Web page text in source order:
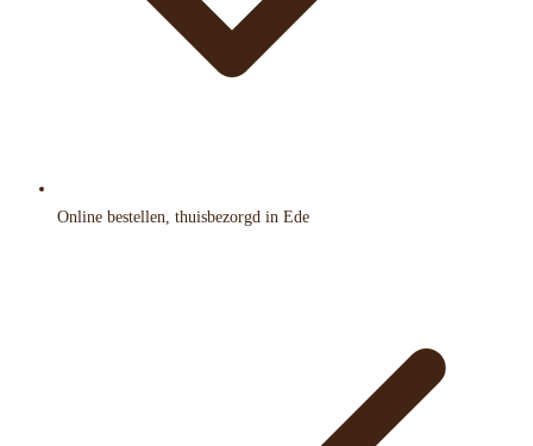
Online bestellen, thuisbezorgd in Ede